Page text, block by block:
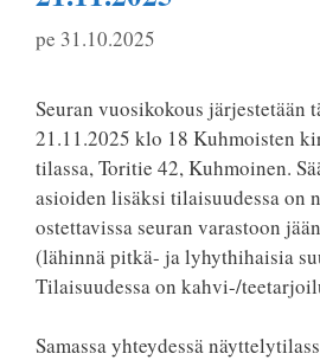
pe 31.10.2025
Seuran vuosikokous järjestetään
21.11.2025 klo 18 Kuhmoisten
tilassa, Toritie 42, Kuhmoinen.
asioiden lisäksi tilaisuudessa on
ostettavissa seuran varastoon
(lähinnä pitkä- ja lyhythihaisia
Tilaisuudessa on kahvi-/
Samassa yhteydessä